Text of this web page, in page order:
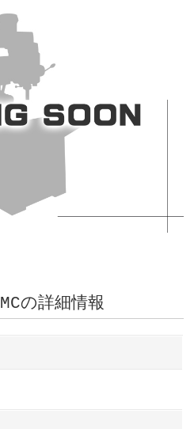
の詳細情報